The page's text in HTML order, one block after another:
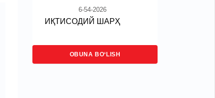
6-54-2026
ИҚТИСОДИЙ ШАРҲ
OBUNA BO‘LISH